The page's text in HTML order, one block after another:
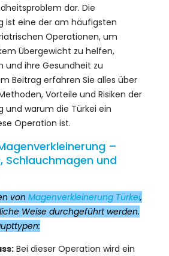
dar. Die
ist eine der am häufigsten
Operationen, um
Übergewicht zu helfen,
und ihre Gesundheit zu
Beitrag erfahren Sie alles über
Vorteile und Risiken der
und warum die Türkei ein
Operation ist.
–
Schlauchmagen und
von Magenverkleinerung Türkei,
Weise durchgeführt werden.
Bei dieser Operation wird ein